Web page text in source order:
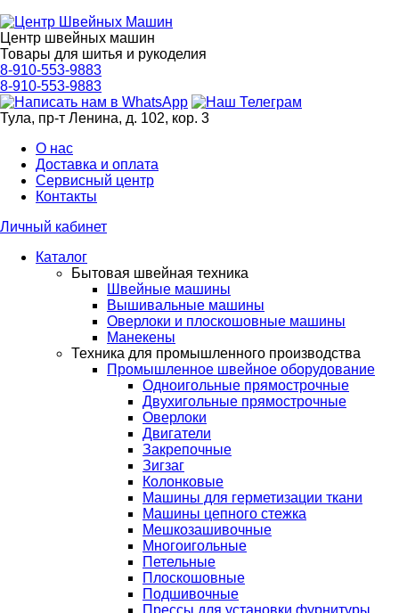
Центр швейных машин
Товары для шитья и рукоделия
8-910-553-9883
8-910-553-9883
Тула, пр-т Ленина, д. 102, кор. 3
О нас
Доставка и оплата
Сервисный центр
Контакты
Личный кабинет
Каталог
Бытовая швейная техника
Швейные машины
Вышивальные машины
Оверлоки и плоскошовные машины
Манекены
Техника для промышленного производства
Промышленное швейное оборудование
Одноигольные прямострочные
Двухигольные прямострочные
Оверлоки
Двигатели
Закрепочные
Зигзаг
Колонковые
Машины для герметизации ткани
Машины цепного стежка
Мешкозашивочные
Многоигольные
Петельные
Плоскошовные
Подшивочные
Прессы для установки фурнитуры